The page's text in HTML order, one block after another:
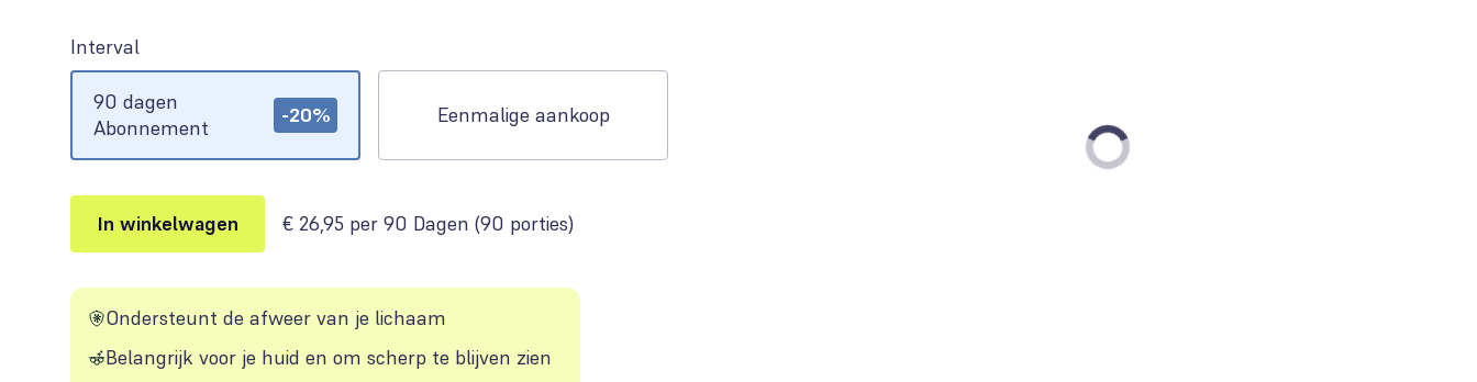
Interval
Options
90 dagen
Abonnement
-20% Eenmalige aankoop
In winkelwagen € 26,95 per 90 Dagen (90 porties)
Ondersteunt de afweer van je lichaam
Belangrijk voor je huid en om scherp te blijven zien